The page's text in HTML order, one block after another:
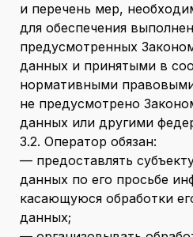
и перечень мер,
для обеспечения
предусмотренных
данных и принятыми в
нормативными
не предусмотрено
данных или другими
3.2. Оператор обязан:
— предоставлять
данных по его просьбе
касающуюся обработки
данных;